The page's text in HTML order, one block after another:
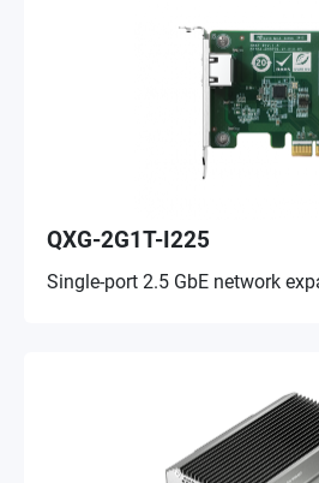
QXG-2G1T-I225
Single-port 2.5 GbE network